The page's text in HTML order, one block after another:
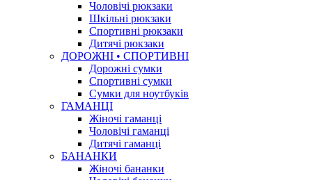
Чоловічі рюкзаки
Шкільні рюкзаки
Спортивні рюкзаки
Дитячі рюкзаки
ДОРОЖНІ • СПОРТИВНІ
Дорожні сумки
Спортивні сумки
Сумки для ноутбуків
ГАМАНЦІ
Жіночі гаманці
Чоловічі гаманці
Дитячі гаманці
БАНАНКИ
Жіночі бананки